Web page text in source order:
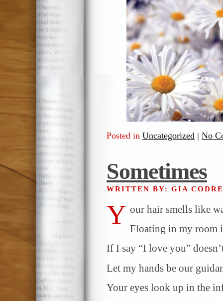
Posted in Uncategorized | No
Sometimes
WRITTEN BY: GIA
Y our hair smells like
Floating in my room
If I say “I love you”
Let my hands be our
Your eyes look up in the